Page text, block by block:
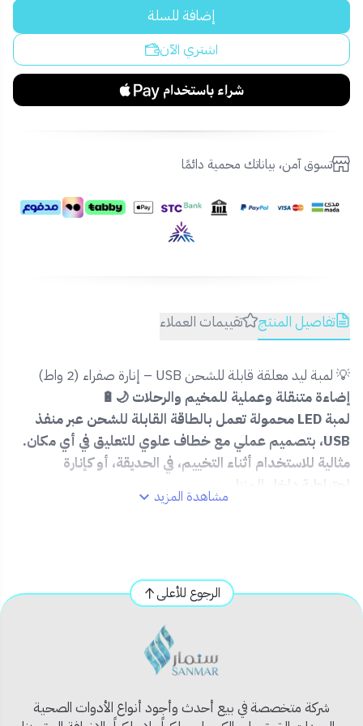
إضافة للسلة
اشتري الآن
تسوق آمن، بياناتك محمية دائمًا
تفاصيل المنتج تقييمات العملاء
💡 لمبة ليد معلقة قابلة للشحن USB – إنارة صفراء (2 واط)
إضاءة متنقلة وعملية للمخيم والرحلات 🌙🔋
لمبة LED محمولة تعمل بالطاقة القابلة للشحن عبر منفذ
USB، بتصميم عملي مع خطاف علوي للتعليق في أي مكان.
مثالية للاستخدام أثناء التخييم، في الحديقة، أو كإنارة
احتياطية داخل المنزل.
💡 إنارة LED صفراء مريحة للعين (2 واط)
🔋 بطارية مدمجة تدوم لساعات طويلة
🌧️ تصميم مقاوم نسبيًا للغبار والرذاذ – مناسب
📦 محتويات المنتج:
مشاهدة المزيد
الرجوع للأعلى
شركة متخصصة في بيع أحدث وأجود أنواع الأدوات الصحية